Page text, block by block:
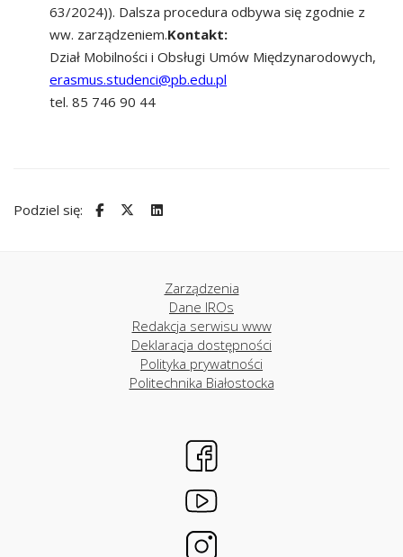
63/2024)). Dalsza procedura odbywa się zgodnie z
ww. zarządzeniem.Kontakt:
Dział Mobilności i Obsługi Umów Międzynarodowych,
erasmus.studenci@pb.edu.pl
tel. 85 746 90 44
Podziel się:
Zarządzenia
Dane IROs
Redakcja serwisu www
Deklaracja dostępności
Polityka prywatności
Politechnika Białostocka